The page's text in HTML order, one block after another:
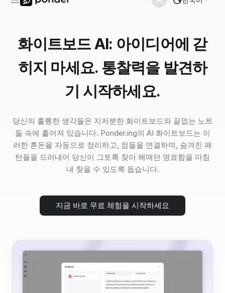
화이트보드 AI: 아이디어에 갇
히지 마세요. 통찰력을 발견하
기 시작하세요.
당신의 훌륭한 생각들은 지저분한 화이트보드와 끝없는 노트
들 속에 흩어져 있습니다. Ponder.ing의 AI 화이트보드는 이
러한 혼돈을 자동으로 정리하고, 점들을 연결하며, 숨겨진 패
턴들을 드러내어 당신이 그토록 찾아 헤매던 명료함을 마침
내 찾을 수 있도록 돕습니다.
지금 바로 무료 체험을 시작하세요